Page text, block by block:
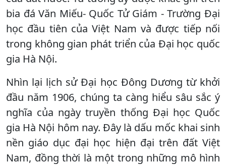
bia đá Văn Miếu- Quốc Tử Giám - Trường Đại
học đầu tiên của Việt Nam và được tiếp nối
trong không gian phát triển của Đại học quốc
gia Hà Nội.
Nhìn lại lịch sử Đại học Đông Dương từ khởi
đầu năm 1906, chúng ta càng hiểu sâu sắc ý
nghĩa của ngày truyền thống Đại học Quốc
gia Hà Nội hôm nay. Đây là dấu mốc khai sinh
nền giáo dục đại học hiện đại trên đất Việt
Nam, đồng thời là một trong những mô hình